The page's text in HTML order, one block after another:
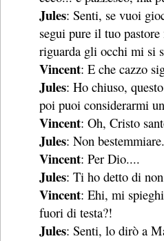
Jules: Senti, se vuoi
segui pure il tuo
riguarda gli occhi mi si
Vincent: E che cazzo
Jules: Ho chiuso,
poi puoi considerarmi
Vincent: Oh, Cristo
Jules: Non bestemmiare.
Vincent: Per Dio....
Jules: Ti ho detto di
Vincent: Ehi, mi
fuori di testa?!
Jules: Senti, lo dirò a